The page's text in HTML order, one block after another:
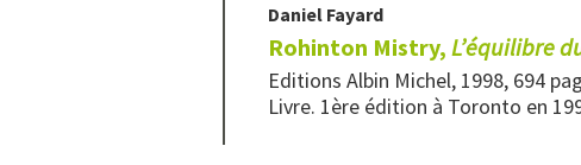
Daniel Fayard
Rohinton Mistry, L’équilibre
Editions Albin Michel, 1998, 694
Livre. 1ère édition à Toronto en